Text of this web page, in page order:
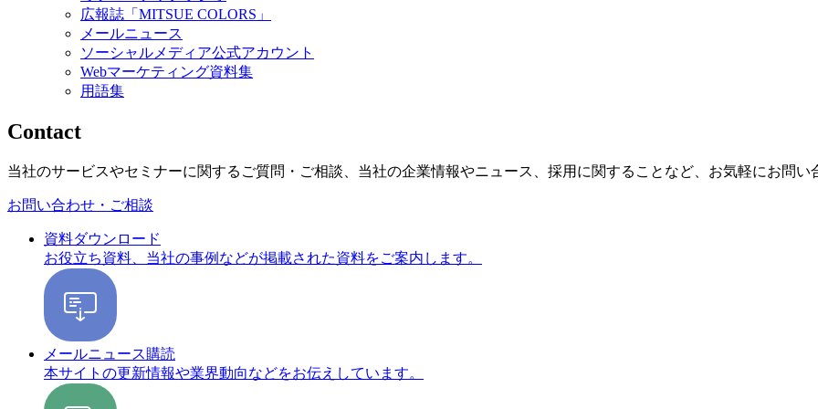
広報誌「MITSUE COLORS」
メールニュース
ソーシャルメディア公式アカウント
Webマーケティング資料集
用語集
Contact
当社のサービスやセミナーに関するご質問・ご相談、当社の企業情報やニュース、採用に関することなど、お気軽にお問い
お問い合わせ・ご相談
資料ダウンロード
お役立ち資料、当社の事例などが掲載された資料をご案内します。
メールニュース購読
本サイトの更新情報や業界動向などをお伝えしています。